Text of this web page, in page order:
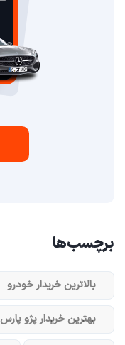
برچسب‌ها
بالاترین خریدار خودرو
بهترین خریدار پژو پارس